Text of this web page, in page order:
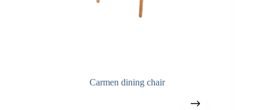
Carmen dining chair